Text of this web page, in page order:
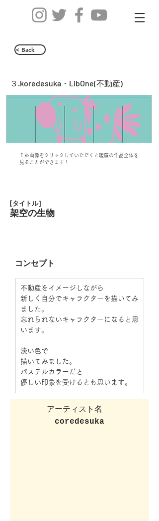
< Back
３.koredesuka・LibOne(不動産)
↑※画像をクリックしていただくと暖簾の作品全体を
見ることができます！
[タイトル］
架空の生物
コンセプト
不動産をイメージしながら
新しく自分でキャラクターを描いてみ
ました。
忘れられないキャラクターになると思
います。
淡い色で
描いてみました。
パステルカラーだと
優しい印象を受けるとも思います。
アーティスト名
coredesuka